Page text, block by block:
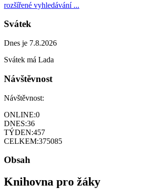
rozšířené vyhledávání ...
Svátek
Dnes je 7.8.2026
Svátek má Lada
Návštěvnost
Návštěvnost:
ONLINE:0
DNES:36
TÝDEN:457
CELKEM:375085
Obsah
Knihovna pro žáky